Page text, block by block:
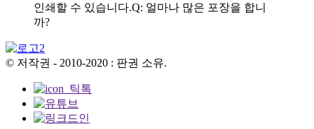
인쇄할 수 있습니다.Q: 얼마나 많은 포장을 합니
까?
© 저작권 - 2010-2020 : 판권 소유.